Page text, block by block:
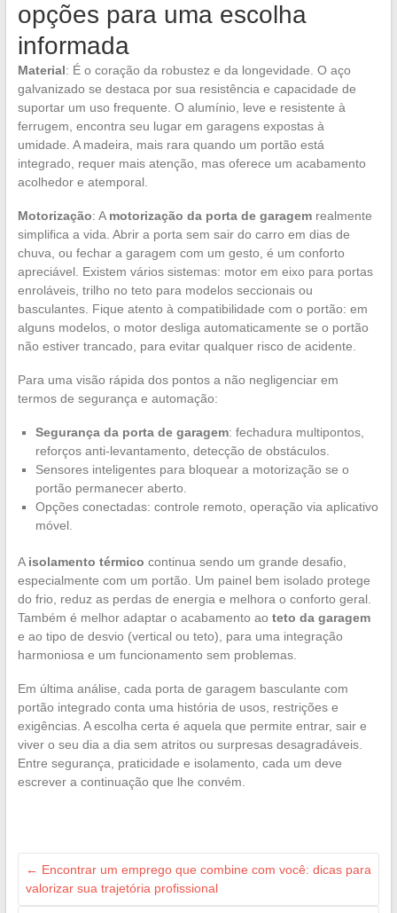
opções para uma escolha
informada
Material: É o coração da robustez e da longevidade. O aço
galvanizado se destaca por sua resistência e capacidade de
suportar um uso frequente. O alumínio, leve e resistente à
ferrugem, encontra seu lugar em garagens expostas à
umidade. A madeira, mais rara quando um portão está
integrado, requer mais atenção, mas oferece um acabamento
acolhedor e atemporal.
Motorização: A motorização da porta de garagemrealmente
simplifica a vida. Abrir a porta sem sair do carro em dias de
chuva, ou fechar a garagem com um gesto, é um conforto
apreciável. Existem vários sistemas: motor em eixo para portas
enroláveis, trilho no teto para modelos seccionais ou
basculantes. Fique atento à compatibilidade com o portão: em
alguns modelos, o motor desliga automaticamente se o portão
não estiver trancado, para evitar qualquer risco de acidente.
Para uma visão rápida dos pontos a não negligenciar em
termos de segurança e automação:
Segurança da porta de garagem: fechadura multipontos,
reforços anti-levantamento, detecção de obstáculos.
Sensores inteligentes para bloquear a motorização se o
portão permanecer aberto.
Opções conectadas: controle remoto, operação via aplicativo
móvel.
A isolamento térmico continua sendo um grande desafio,
especialmente com um portão. Um painel bem isolado protege
do frio, reduz as perdas de energia e melhora o conforto geral.
Também é melhor adaptar o acabamento ao teto da garagem
e ao tipo de desvio (vertical ou teto), para uma integração
harmoniosa e um funcionamento sem problemas.
Em última análise, cada porta de garagem basculante com
portão integrado conta uma história de usos, restrições e
exigências. A escolha certa é aquela que permite entrar, sair e
viver o seu dia a dia sem atritos ou surpresas desagradáveis.
Entre segurança, praticidade e isolamento, cada um deve
escrever a continuação que lhe convém.
← Encontrar um emprego que combine com você: dicas para
valorizar sua trajetória profissional